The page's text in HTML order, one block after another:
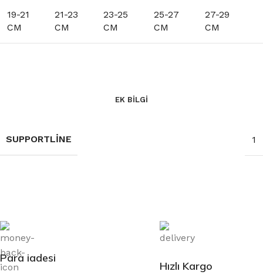
19-21
CM
21-23
CM
23-25
CM
25-27
CM
27-29
CM
EK BILGI
SUPPORTLINE 1
Para iadesi
Hızlı Kargo